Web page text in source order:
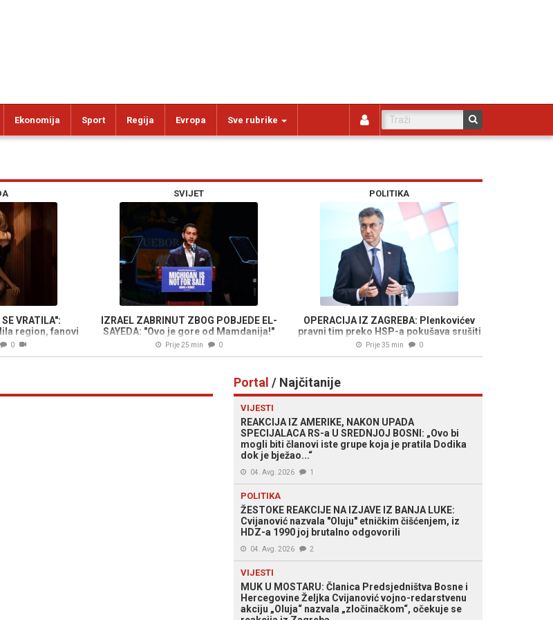
Ekonomija Sport Regija Evropa Sve rubrike
VRATILA":
region, fanovi
0
SVIJET
IZRAEL ZABRINUT ZBOG POBJEDE EL-
SAYEDA: "Ovo je gore od Mamdanija!"
Prije 25 min 0
POLITIKA
OPERACIJA IZ ZAGREBA: Plenkovićev
pravni tim preko HSP-a pokušava srušiti
kandidaturu Slavena Kovačevića pred
Prije 35 min 0
Portal / Najčitanije
VIJESTI
REAKCIJA IZ AMERIKE, NAKON UPADA
SPECIJALACA RS-a U SREDNJOJ BOSNI: „Ovo bi
mogli biti članovi iste grupe koja je pratila Dodika
dok je bježao...“
04. Avg. 2026 1
POLITIKA
ŽESTOKE REAKCIJE NA IZJAVE IZ BANJA LUKE:
Cvijanović nazvala "Oluju" etničkim čišćenjem, iz
HDZ-a 1990 joj brutalno odgovorili
04. Avg. 2026 2
VIJESTI
MUK U MOSTARU: Članica Predsjedništva Bosne i
Hercegovine Željka Cvijanović vojno-redarstvenu
akciju „Oluja“ nazvala „zločinačkom“, očekuje se